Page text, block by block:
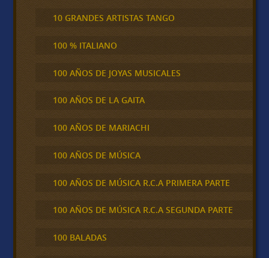
10 GRANDES ARTISTAS TANGO
100 % ITALIANO
100 AÑOS DE JOYAS MUSICALES
100 AÑOS DE LA GAITA
100 AÑOS DE MARIACHI
100 AÑOS DE MÚSICA
100 AÑOS DE MÚSICA R.C.A PRIMERA PARTE
100 AÑOS DE MÚSICA R.C.A SEGUNDA PARTE
100 BALADAS